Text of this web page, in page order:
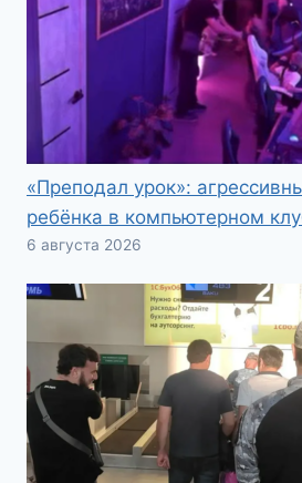
«Преподал урок»:
ребёнка в компьютерном
6 августа 2026